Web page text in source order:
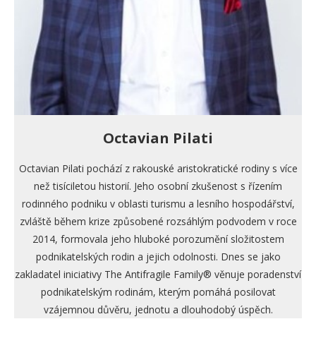
Octavian Pilati
Octavian Pilati pochází z rakouské aristokratické rodiny s více
než tisíciletou historií. Jeho osobní zkušenost s řízením
rodinného podniku v oblasti turismu a lesního hospodářství,
zvláště během krize způsobené rozsáhlým podvodem v roce
2014, formovala jeho hluboké porozumění složitostem
podnikatelských rodin a jejich odolnosti. Dnes se jako
zakladatel iniciativy The Antifragile Family® věnuje poradenství
podnikatelským rodinám, kterým pomáhá posilovat
vzájemnou důvěru, jednotu a dlouhodobý úspěch.